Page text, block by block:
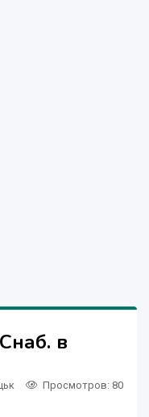
в
Просмотров: 80